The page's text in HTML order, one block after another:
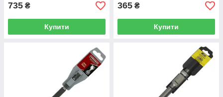
735 ₴
Купити
365 ₴
Купити